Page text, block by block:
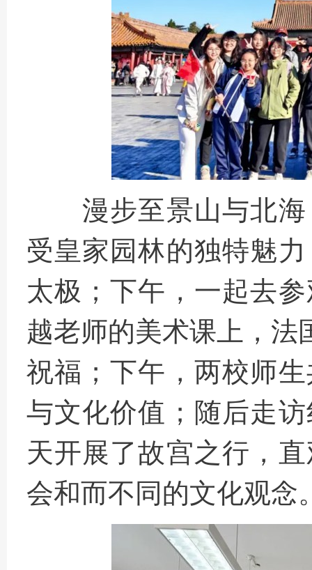
漫步至景山与北海
受皇家园林的独特魅力
太极 ； 下午，一起去
越老师的美术课上 ，法
祝福 ； 下午，两校师
与文化价值 ； 随后走
天开展了故宫之行 ，
会和而不同的文化观念